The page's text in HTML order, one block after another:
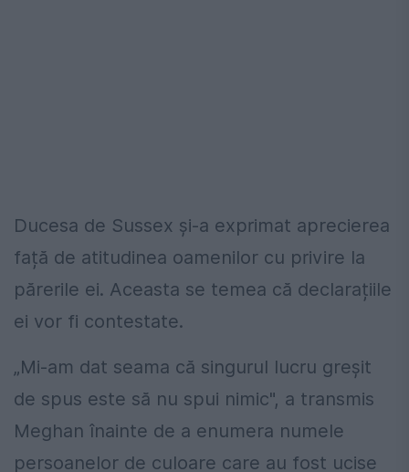
Ducesa de Sussex și-a exprimat aprecierea
față de atitudinea oamenilor cu privire la
părerile ei. Aceasta se temea că declarațiile
ei vor fi contestate.
„Mi-am dat seama că singurul lucru greșit
de spus este să nu spui nimic", a transmis
Meghan înainte de a enumera numele
persoanelor de culoare care au fost ucise